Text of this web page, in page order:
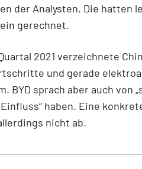
der Analysten. Die hatten
gerechnet.
2021 verzeichnete
und gerade
BYD sprach aber auch von
haben. Eine
nicht ab.